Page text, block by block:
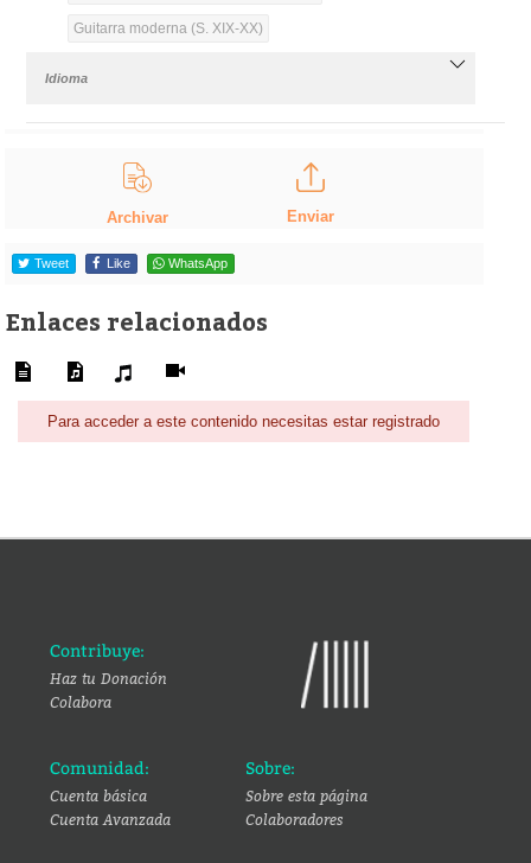
Guitarra moderna (S. XIX-XX)
Idioma
Archivar Enviar
Tweet Like WhatsApp
Enlaces relacionados
Para acceder a este contenido necesitas estar registrado
Contribuye:
Haz tu Donación
Colabora
Comunidad:
Cuenta básica
Cuenta Avanzada
Sobre:
Sobre esta página
Colaboradores